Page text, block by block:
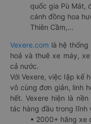
quốc gia Pù Mát,
cánh đồng hoa
Thiên Cầm,...
Vexere.com là hệ
hoả và thuê xe máy,
cả nước.
Với Vexere, việc lập kế
vô cùng đơn giản, linh
hết. Vexere hiện là
tác hàng đầu trong lĩnh
• 2000+ hãng xe